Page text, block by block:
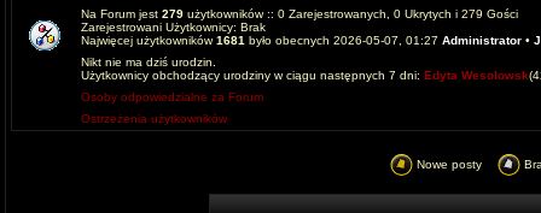
Na Forum jest 279 użytkowników :: 0 Zarejestrowanych, 0 Ukrytych i 279 Gości
Zarejestrowani Użytkownicy: Brak
Najwięcej użytkowników1681 było obecnych 2026-05-07, 01:27 Administrator •
Nikt nie ma dziś urodzin.
Użytkownicy obchodzący urodziny w ciągu następnych 7 dni: Edyta Wesolowsk
Osoby odpowiedzialne za Forum
Ostrzeżenia użytkowników
Nowe posty